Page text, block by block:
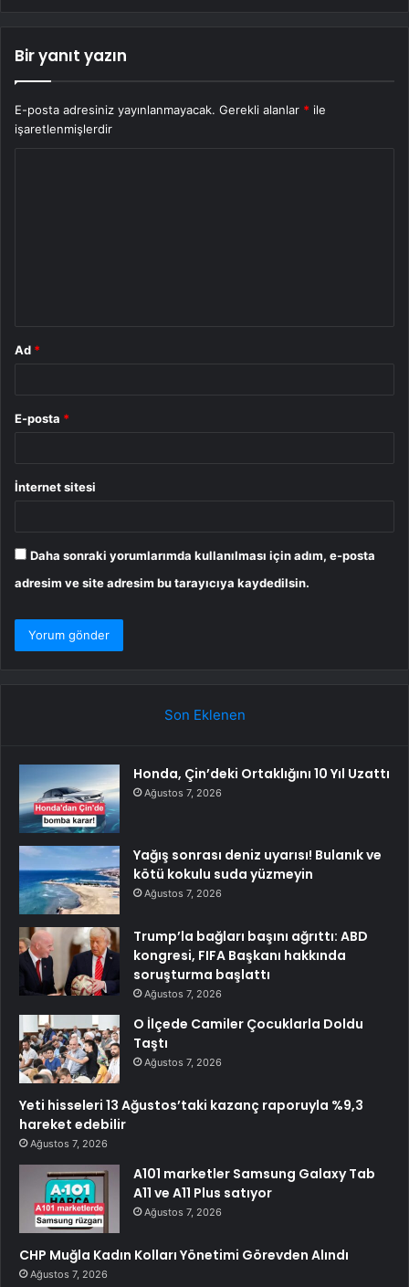
Bir yanıt yazın
E-posta adresiniz yayınlanmayacak. Gerekli alanlar * ile
işaretlenmişlerdir
Ad *
E-posta *
İnternet sitesi
Daha sonraki yorumlarımda kullanılması için adım, e-posta
adresim ve site adresim bu tarayıcıya kaydedilsin.
Son Eklenen
Honda, Çin’deki Ortaklığını 10 Yıl Uzattı
Ağustos 7, 2026
Yağış sonrası deniz uyarısı! Bulanık ve
kötü kokulu suda yüzmeyin
Ağustos 7, 2026
Trump’la bağları başını ağrıttı: ABD
kongresi, FIFA Başkanı hakkında
soruşturma başlattı
Ağustos 7, 2026
O İlçede Camiler Çocuklarla Doldu
Taştı
Ağustos 7, 2026
Yeti hisseleri 13 Ağustos’taki kazanç raporuyla %9,3
hareket edebilir
Ağustos 7, 2026
A101 marketler Samsung Galaxy Tab
A11 ve A11 Plus satıyor
Ağustos 7, 2026
CHP Muğla Kadın Kolları Yönetimi Görevden Alındı
Ağustos 7, 2026